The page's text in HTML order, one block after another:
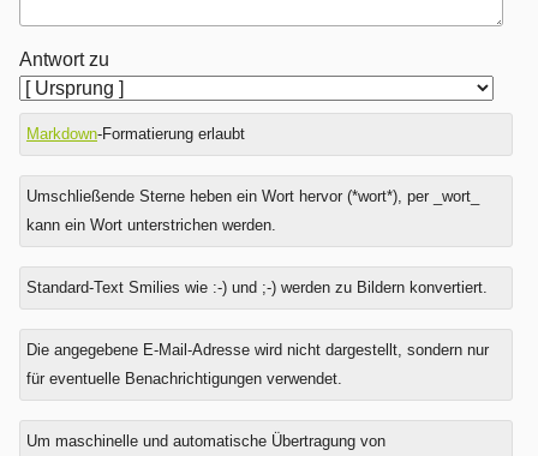
Antwort zu
Markdown-Formatierung erlaubt
Umschließende Sterne heben ein Wort hervor (*wort*), per _wort_
kann ein Wort unterstrichen werden.
Standard-Text Smilies wie :-) und ;-) werden zu Bildern konvertiert.
Was
ist
Sieben
minus
Die angegebene E-Mail-Adresse wird nicht dargestellt, sondern nur
für eventuelle Benachrichtigungen verwendet.
Um maschinelle und automatische Übertragung von